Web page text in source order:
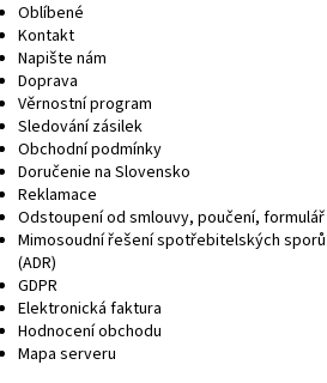
Oblíbené
Kontakt
Napište nám
Doprava
Věrnostní program
Sledování zásilek
Obchodní podmínky
Doručenie na Slovensko
Reklamace
Odstoupení od smlouvy, poučení, formulář
Mimosoudní řešení spotřebitelských sporů
(ADR)
GDPR
Elektronická faktura
Hodnocení obchodu
Mapa serveru